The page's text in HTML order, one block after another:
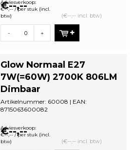
€--,--
Adviesverkoop:
€--,-- / per stuk (incl.
btw)
(€--,-- incl. btw)
- +
Glow Normaal E27
7W(=60W) 2700K 806LM
Dimbaar
Artikelnummer: 60008 | EAN:
8715063600082
€--,--
Adviesverkoop:
€--,-- / per stuk (incl.
btw)
(€--,-- incl. btw)